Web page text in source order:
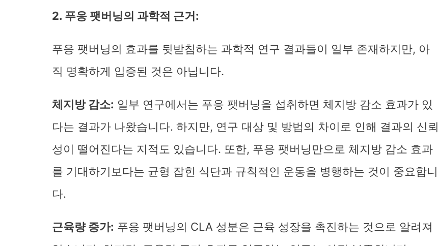
2. 푸응 팻버닝의 과학적 근거:
푸응 팻버닝의 효과를 뒷받침하는 과학적 연구 결과들이 일부 존재하지만, 아
직 명확하게 입증된 것은 아닙니다.
체지방 감소: 일부 연구에서는 푸응 팻버닝을 섭취하면 체지방 감소 효과가 있
다는 결과가 나왔습니다. 하지만, 연구 대상 및 방법의 차이로 인해 결과의 신뢰
성이 떨어진다는 지적도 있습니다. 또한, 푸응 팻버닝만으로 체지방 감소 효과
를 기대하기보다는 균형 잡힌 식단과 규칙적인 운동을 병행하는 것이 중요합니
다.
근육량 증가: 푸응 팻버닝의 CLA 성분은 근육 성장을 촉진하는 것으로 알려져